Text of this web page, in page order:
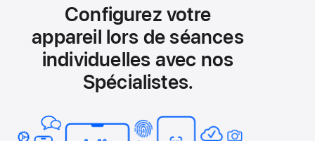
Configurez votre
appareil lors de séances
individuelles avec nos
Spécialistes.